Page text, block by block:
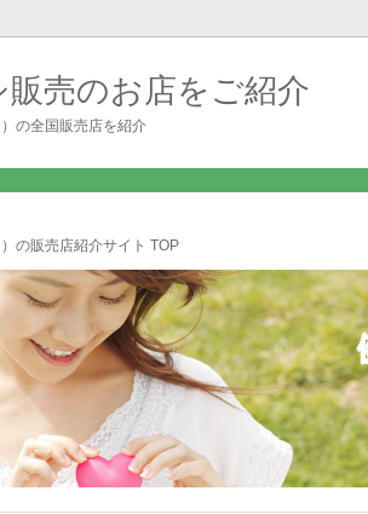
販売のお店をご紹介
の全国販売店を紹介
の販売店紹介サイト TOP